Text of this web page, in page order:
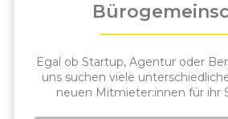
Egal ob Startup, Agentur oder
uns suchen viele
neuen Mitmieter:innen für ihr